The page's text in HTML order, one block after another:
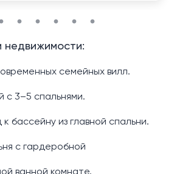
недвижимости:
семейных вилл.
с 3–5 спальнями.
бассейну из главной спальни.
с гардеробной
ванной комнате.